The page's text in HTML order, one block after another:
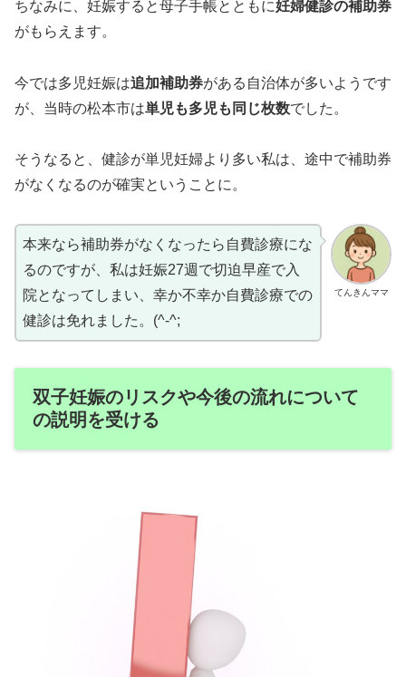
ちなみに、妊娠すると母子手帳とともに妊婦健診の補助券
がもらえます。
今では多児妊娠は追加補助券がある自治体が多いようです
が、当時の松本市は単児も多児も同じ枚数でした。
そうなると、健診が単児妊婦より多い私は、途中で補助券
がなくなるのが確実ということに。
てんきんママ
本来なら補助券がなくなったら自費診療にな
るのですが、私は妊娠27週で切迫早産で入
院となってしまい、幸か不幸か自費診療での
健診は免れました。(^-^;
双子妊娠のリスクや今後の流れについて
の説明を受ける